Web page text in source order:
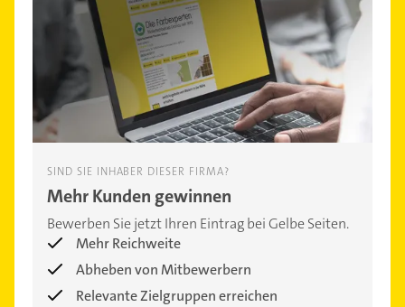
SIND SIE INHABER DIESER FIRMA?
Mehr Kunden gewinnen
Bewerben Sie jetzt Ihren Eintrag bei Gelbe Seiten.
Mehr Reichweite
Abheben von Mitbewerbern
Relevante Zielgruppen erreichen